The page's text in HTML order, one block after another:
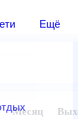
Ещё
отдых Месяц